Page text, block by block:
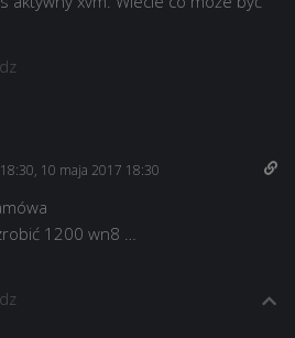
18:30, 10 maja 2017 18:30
1200 wn8 …